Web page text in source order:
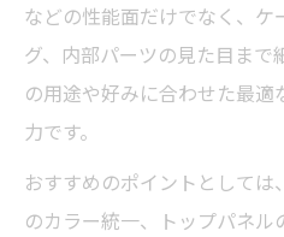
などの性能面だけでなく、
グ、内部パーツの見た目まで
の用途や好みに合わせた最
力です。
おすすめのポイントとして
のカラー統一、トップパネ